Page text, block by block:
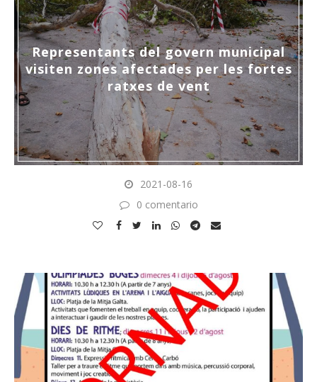
Representants del govern municipal
visiten zones afectades per les fortes
ratxes de vent
2021-08-16
0 comentario